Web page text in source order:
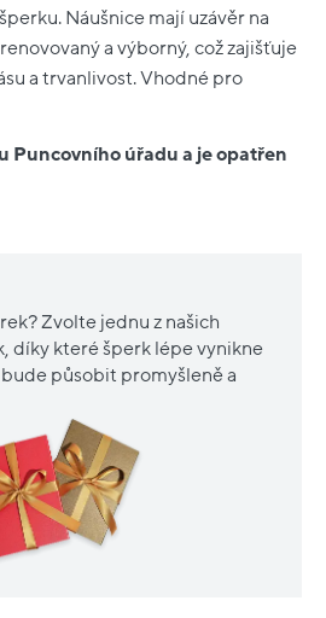
Náušnice mají uzávěr na
a výborný, což zajišťuje
a trvanlivost. Vhodné pro
Puncovního úřadu a je opatřen
Zvolte jednu z našich
díky které šperk lépe vynikne
působit promyšleně a